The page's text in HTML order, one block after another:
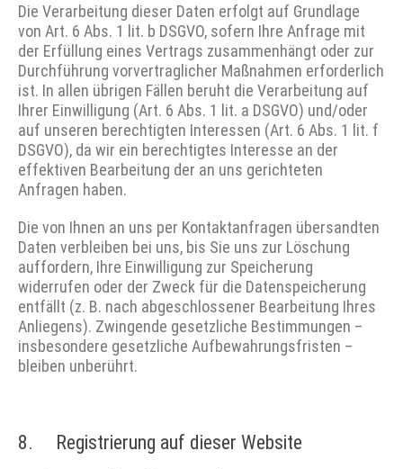
Die Verarbeitung dieser Daten erfolgt auf Grundlage
von Art. 6 Abs. 1 lit. b DSGVO, sofern Ihre Anfrage mit
der Erfüllung eines Vertrags zusammenhängt oder zur
Durchführung vorvertraglicher Maßnahmen erforderlich
ist. In allen übrigen Fällen beruht die Verarbeitung auf
Ihrer Einwilligung (Art. 6 Abs. 1 lit. a DSGVO) und/oder
auf unseren berechtigten Interessen (Art. 6 Abs. 1 lit. f
DSGVO), da wir ein berechtigtes Interesse an der
effektiven Bearbeitung der an uns gerichteten
Anfragen haben.
Die von Ihnen an uns per Kontaktanfragen übersandten
Daten verbleiben bei uns, bis Sie uns zur Löschung
auffordern, Ihre Einwilligung zur Speicherung
widerrufen oder der Zweck für die Datenspeicherung
entfällt (z. B. nach abgeschlossener Bearbeitung Ihres
Anliegens). Zwingende gesetzliche Bestimmungen –
insbesondere gesetzliche Aufbewahrungsfristen –
bleiben unberührt.
8. Registrierung auf dieser Website